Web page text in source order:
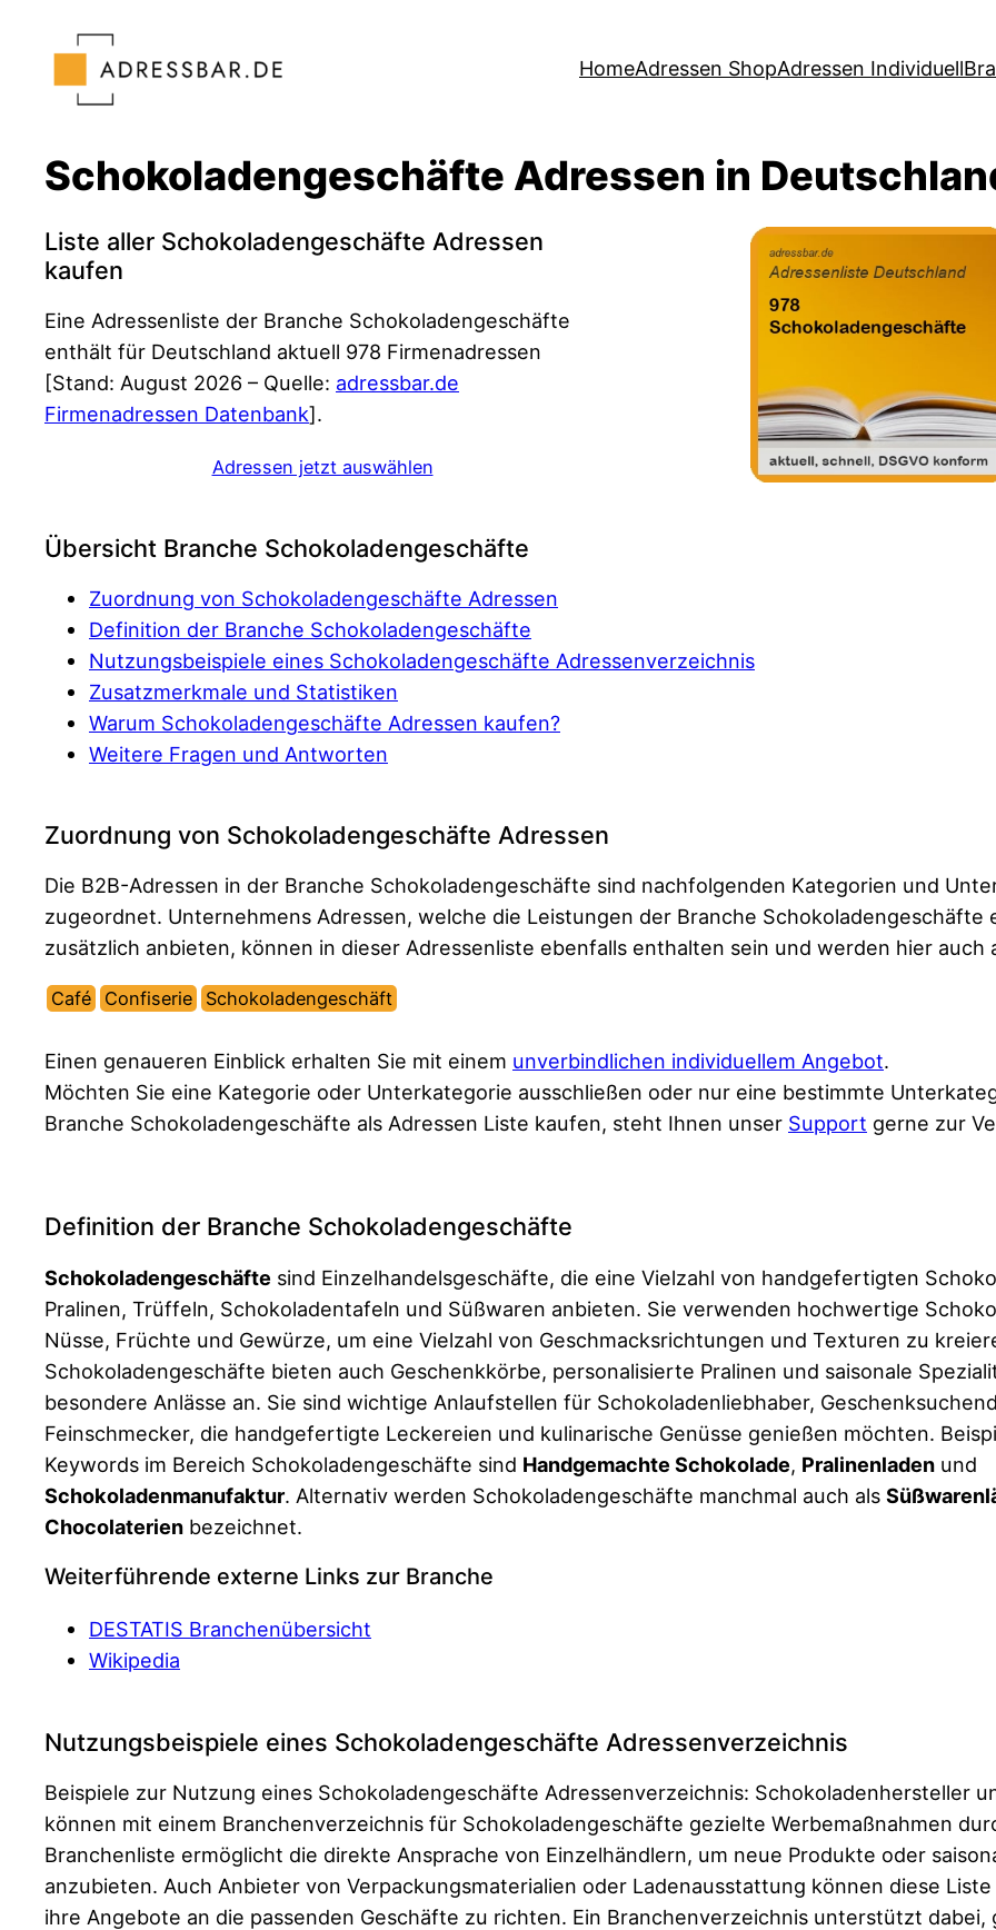
Inhalt
springen
HomeAdressen ShopAdressen Individuell
Schokoladengeschäfte Adressen in
Liste aller Schokoladengeschäfte Adressen
kaufen
Eine Adressenliste der Branche Schokoladengeschäfte
enthält für Deutschland aktuell 978 Firmenadressen
[Stand: August 2026 – Quelle: adressbar.de
Firmenadressen Datenbank].
Adressen jetzt auswählen
Übersicht Branche Schokoladengeschäfte
Zuordnung von Schokoladengeschäfte Adressen
Definition der Branche Schokoladengeschäfte
Nutzungsbeispiele eines Schokoladengeschäfte Adressenverzeichnis
Zusatzmerkmale und Statistiken
Warum Schokoladengeschäfte Adressen kaufen?
Weitere Fragen und Antworten
Zuordnung von Schokoladengeschäfte Adressen
Die B2B-Adressen in der Branche Schokoladengeschäfte sind nachfolgenden Kategorien und
zugeordnet. Unternehmens Adressen, welche die Leistungen der Branche Schokoladengeschäfte
zusätzlich anbieten, können in dieser Adressenliste ebenfalls enthalten sein und werden hier auch
Café Confiserie Schokoladengeschäft
Einen genaueren Einblick erhalten Sie mit einem unverbindlichen individuellem Angebot.
Möchten Sie eine Kategorie oder Unterkategorie ausschließen oder nur eine bestimmte
Branche Schokoladengeschäfte als Adressen Liste kaufen, steht Ihnen unser Support gerne zur
Definition der Branche Schokoladengeschäfte
Schokoladengeschäfte sind Einzelhandelsgeschäfte, die eine Vielzahl von handgefertigten
Pralinen, Trüffeln, Schokoladentafeln und Süßwaren anbieten. Sie verwenden hochwertige
Nüsse, Früchte und Gewürze, um eine Vielzahl von Geschmacksrichtungen und Texturen zu
Schokoladengeschäfte bieten auch Geschenkkörbe, personalisierte Pralinen und saisonale
besondere Anlässe an. Sie sind wichtige Anlaufstellen für Schokoladenliebhaber,
Feinschmecker, die handgefertigte Leckereien und kulinarische Genüsse genießen möchten.
Keywords im Bereich Schokoladengeschäfte sind Handgemachte Schokolade, Pralinenladen und
Schokoladenmanufaktur. Alternativ werden Schokoladengeschäfte manchmal auch als
Chocolaterien bezeichnet.
Weiterführende externe Links zur Branche
DESTATIS Branchenübersicht
Wikipedia
Nutzungsbeispiele eines Schokoladengeschäfte Adressenverzeichnis
Beispiele zur Nutzung eines Schokoladengeschäfte Adressenverzeichnis: Schokoladenhersteller
können mit einem Branchenverzeichnis für Schokoladengeschäfte gezielte Werbemaßnahmen
Branchenliste ermöglicht die direkte Ansprache von Einzelhändlern, um neue Produkte oder
anzubieten. Auch Anbieter von Verpackungsmaterialien oder Ladenausstattung können diese
ihre Angebote an die passenden Geschäfte zu richten. Ein Branchenverzeichnis unterstützt dabei,